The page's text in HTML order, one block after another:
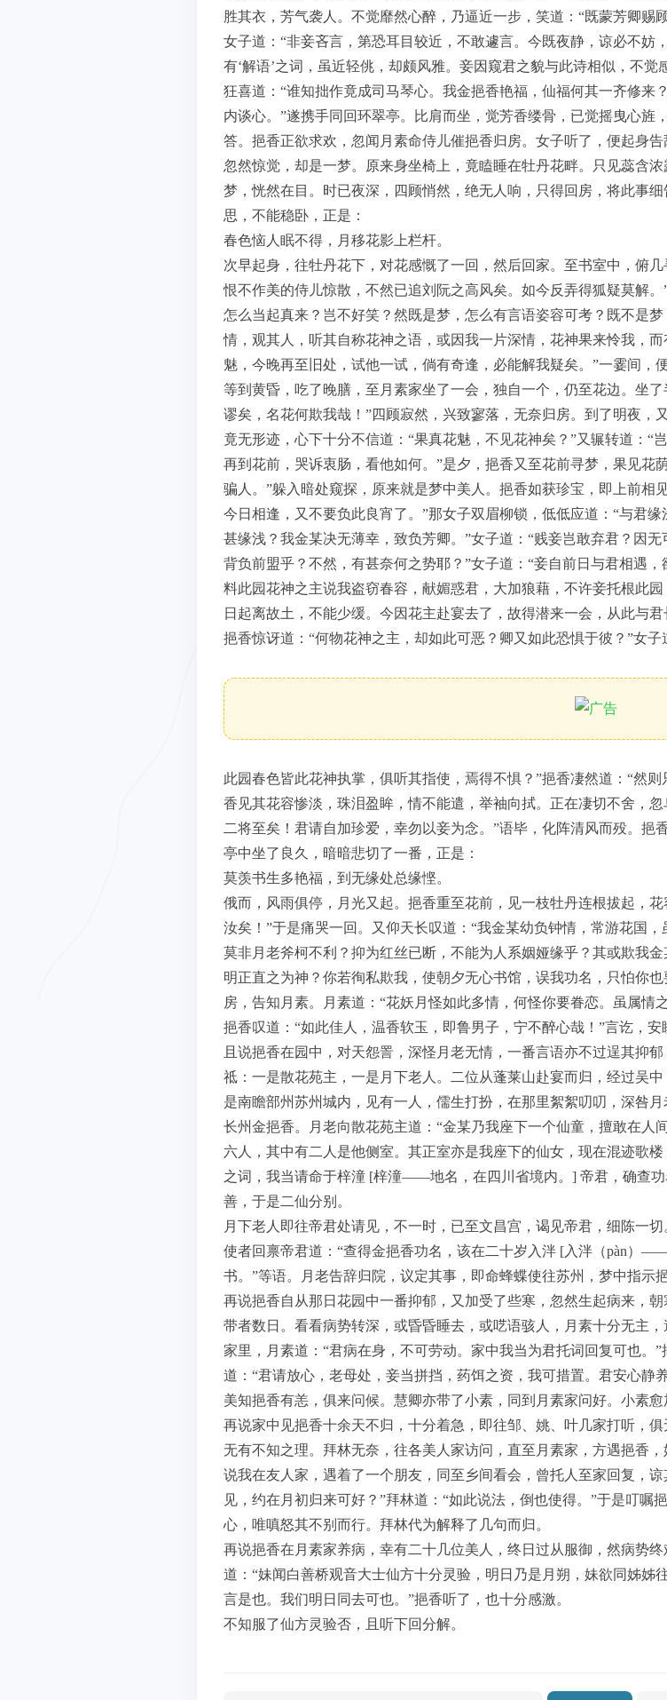
胜其衣，芳气袭人。不觉靡然心醉，乃逼近一步，笑道：“既蒙芳卿赐
女子道：“非妾吝言，第恐耳目较近，不敢遽言。今既夜静，谅必不妨
有‘解语’之词，虽近轻佻，却颇风雅。妾因窥君之貌与此诗相似，不
狂喜道：“谁知拙作竟成司马琴心。我金挹香艳福，仙福何其一齐修来
内谈心。”遂携手同回环翠亭。比肩而坐，觉芳香缕骨，已觉摇曳心旌
答。挹香正欲求欢，忽闻月素命侍儿催挹香归房。女子听了，便起身
忽然惊觉，却是一梦。原来身坐椅上，竟瞌睡在牡丹花畔。只见蕊含
梦，恍然在目。时已夜深，四顾悄然，绝无人响，只得回房，将此事
思，不能稳卧，正是：
春色恼人眠不得，月移花影上栏杆。
次早起身，往牡丹花下，对花感慨了一回，然后回家。至书室中，俯
恨不作美的侍儿惊散，不然已追刘阮之高风矣。如今反弄得狐疑莫解
怎么当起真来？岂不好笑？然既是梦，怎么有言语姿容可考？既不是
情，观其人，听其自称花神之语，或因我一片深情，花神果来怜我，
魅，今晚再至旧处，试他一试，倘有奇逢，必能解我疑矣。”一霎间，
等到黄昏，吃了晚膳，至月素家坐了一会，独自一个，仍至花边。坐
谬矣，名花何欺我哉！”四顾寂然，兴致寥落，无奈归房。到了明夜，
竟无形迹，心下十分不信道：“果真花魅，不见花神矣？”又辗转道：“
再到花前，哭诉衷肠，看他如何。”是夕，挹香又至花前寻梦，果见花
骗人。”躲入暗处窥探，原来就是梦中美人。挹香如获珍宝，即上前相
今日相逢，又不要负此良宵了。”那女子双眉柳锁，低低应道：“与君
甚缘浅？我金某决无薄幸，致负芳卿。”女子道：“贱妾岂敢弃君？因
背负前盟乎？不然，有甚奈何之势耶？”女子道：“妾自前日与君相遇
料此园花神之主说我盗窃春容，献媚惑君，大加狼藉，不许妾托根此
日起离故土，不能少缓。今因花主赴宴去了，故得潜来一会，从此与君
挹香惊讶道：“何物花神之主，却如此可恶？卿又如此恐惧于彼？”女子
此园春色皆此花神执掌，俱听其指使，焉得不惧？”挹香凄然道：“然
香见其花容惨淡，珠泪盈眸，情不能遣，举袖向拭。正在凄切不舍，
二将至矣！君请自加珍爱，幸勿以妾为念。”语毕，化阵清风而殁。挹
亭中坐了良久，暗暗悲切了一番，正是：
莫羡书生多艳福，到无缘处总缘悭。
俄而，风雨俱停，月光又起。挹香重至花前，见一枝牡丹连根拔起，
汝矣！”于是痛哭一回。又仰天长叹道：“我金某幼负钟情，常游花国
莫非月老斧柯不利？抑为红丝已断，不能为人系姻娅缘乎？其或欺我
明正直之为神？你若徇私欺我，使朝夕无心书馆，误我功名，只怕你
房，告知月素。月素道：“花妖月怪如此多情，何怪你要眷恋。虽属情
挹香叹道：“如此佳人，温香软玉，即鲁男子，宁不醉心哉！”言讫，安
且说挹香在园中，对天怨詈，深怪月老无情，一番言语亦不过逞其抑
祗：一是散花苑主，一是月下老人。二位从蓬莱山赴宴而归，经过吴
是南瞻部州苏州城内，见有一人，儒生打扮，在那里絮絮叨叨，深咎
长州金挹香。月老向散花苑主道：“金某乃我座下一个仙童，擅敢在人
六人，其中有二人是他侧室。其正室亦是我座下的仙女，现在混迹歌
之词，我当请命于梓潼 [梓潼——地名，在四川省境内。] 帝君，确查
善，于是二仙分别。
月下老人即往帝君处请见，不一时，已至文昌宫，谒见帝君，细陈一
使者回禀帝君道：“查得金挹香功名，该在二十岁入泮 [入泮（pàn）
书。”等语。月老告辞归院，议定其事，即命蜂蝶使往苏州，梦中指示
再说挹香自从那日花园中一番抑郁，又加受了些寒，忽然生起病来，
带者数日。看看病势转深，或昏昏睡去，或呓语骇人，月素十分无主
家里，月素道：“君病在身，不可劳动。家中我当为君托词回复可也。
道：“君请放心，老母处，妾当拼挡，药饵之资，我可措置。君安心静
美知挹香有恙，俱来问候。慧卿亦带了小素，同到月素家问好。小素愈
再说家中见挹香十余天不归，十分着急，即往邹、姚、叶几家打听，
无有不知之理。拜林无奈，往各美人家访问，直至月素家，方遇挹香
说我在友人家，遇着了一个朋友，同至乡间看会，曾托人至家回复，
见，约在月初归来可好？”拜林道：“如此说法，倒也使得。”于是叮嘱
心，唯嗔怒其不别而行。拜林代为解释了几句而归。
再说挹香在月素家养病，幸有二十几位美人，终日过从服御，然病势
道：“妹闻白善桥观音大士仙方十分灵验，明日乃是月朔，妹欲同姊姊
言是也。我们明日同去可也。”挹香听了，也十分感激。
不知服了仙方灵验否，且听下回分解。